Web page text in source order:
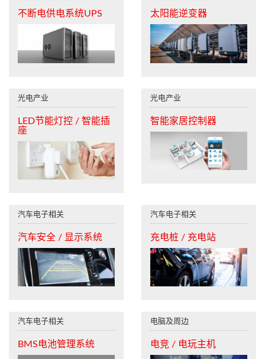
不断电供电系统UPS 太阳能逆变器
光电产业
LED节能灯控 / 智能插
座
光电产业
智能家居控制器
汽车电子相关
汽车安全 / 显示系统
汽车电子相关
充电桩 / 充电站
汽车电子相关
BMS电池管理系统
电脑及周边
电竞 / 电玩主机